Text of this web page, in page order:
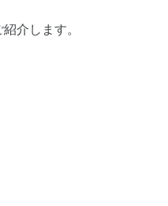
介します。